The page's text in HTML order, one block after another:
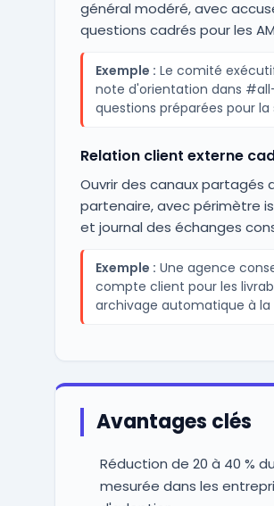
général modéré, avec
questions cadrés pour les
Exemple : Le comité
note d'orientation dans
questions préparées pour la
Relation client externe
Ouvrir des canaux partagés
partenaire, avec périmètre
et journal des échanges
Exemple : Une agence
compte client pour les
archivage automatique à
Avantages clés
Réduction de 20 à 40 %
mesurée dans les